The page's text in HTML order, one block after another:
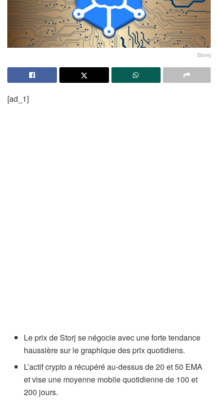
Storej
[ad_1]
Le prix de Storj se négocie avec une forte tendance
haussière sur le graphique des prix quotidiens.
L’actif crypto a récupéré au-dessus de 20 et 50 EMA
et vise une moyenne mobile quotidienne de 100 et
200 jours.